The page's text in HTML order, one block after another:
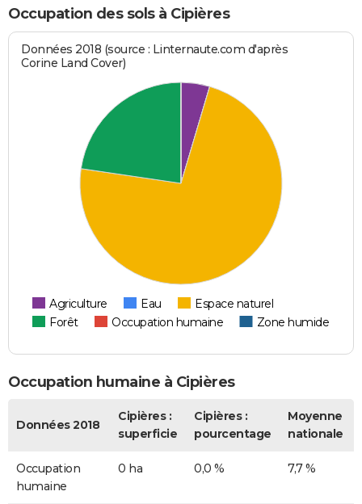
Occupation des sols à Cipières
Données 2018 (source : Linternaute.com d'après
Corine Land Cover)
Agriculture Eau
Espace naturel
Forêt
Occupation humaine Zone humide
Occupation humaine à Cipières
Données 2018
Cipières :
superficie
Cipières :
pourcentage
Moyenne
nationale
Occupation
humaine
0 ha 0,0 % 7,7 %